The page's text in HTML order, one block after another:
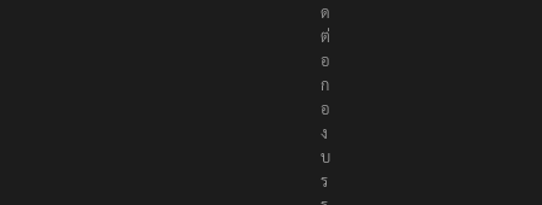
ด
ต่
อ
ก
อ
ง
บ
ร